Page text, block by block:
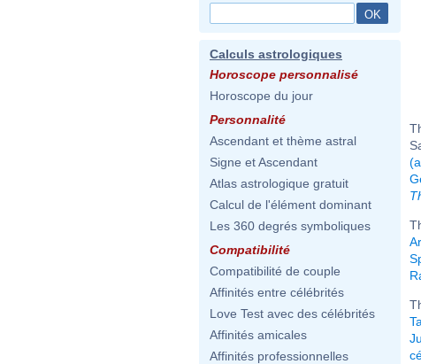
Calculs astrologiques
Horoscope personnalisé
Horoscope du jour
Personnalité
Ascendant et thème astral
Signe et Ascendant
Atlas astrologique gratuit
Calcul de l'élément dominant
Les 360 degrés symboliques
Compatibilité
Compatibilité de couple
Affinités entre célébrités
Love Test avec des célébrités
Affinités amicales
Affinités professionnelles